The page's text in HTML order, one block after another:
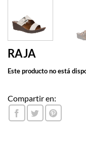
RAJA
Este producto no está
Compartir en: